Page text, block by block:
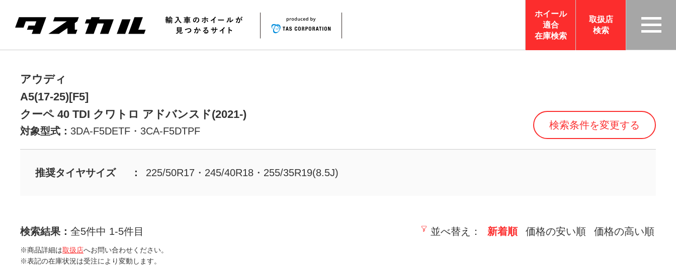
ホイール
適合
在庫検索
取扱店
検索
アウディ
A5(17-25)[F5]
クーペ 40 TDI クワトロ アドバンスド(2021-)
対象型式： 3DA-F5DETF・ 3CA-F5DTPF
検索条件を変更する
推奨タイヤサイズ 225/50R17・245/40R18・255/35R19(8.5J)
検索結果： 全5件中 1-5件目
※商品詳細は取扱店へお問い合わせください。
※表記の在庫状況は受注により変動します。
並べ替え： 新着順 価格の安い順 価格の高い順
TAS
CO
ON
サイ